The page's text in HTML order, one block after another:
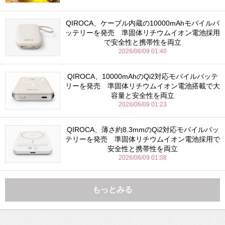
QIROCA、ケーブル内蔵の10000mAhモバイルバ
ッテリーを発売 準固体リチウムイオン電池採用
で安全性と携帯性を両立
2026/06/09 01:40
QIROCA、10000mAhのQi2対応モバイルバッテ
リーを発売 準固体リチウムイオン電池搭載で大
容量と安全性を両立
2026/06/09 01:23
QIROCA、薄さ約8.3mmのQi2対応モバイルバッ
テリーを発売 準固体リチウムイオン電池採用で
安全性と携帯性を両立
2026/06/09 01:08
もっとみる